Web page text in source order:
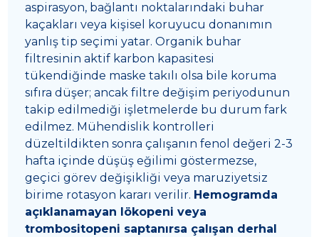
aspirasyon, bağlantı noktalarındaki buhar
kaçakları veya kişisel koruyucu donanımın
yanlış tip seçimi yatar. Organik buhar
filtresinin aktif karbon kapasitesi
tükendiğinde maske takılı olsa bile koruma
sıfıra düşer; ancak filtre değişim periyodunun
takip edilmediği işletmelerde bu durum fark
edilmez. Mühendislik kontrolleri
düzeltildikten sonra çalışanın fenol değeri 2-3
hafta içinde düşüş eğilimi göstermezse,
geçici görev değişikliği veya maruziyetsiz
birime rotasyon kararı verilir. Hemogramda
açıklanamayan lökopeni veya
trombositopeni saptanırsa çalışan derhal